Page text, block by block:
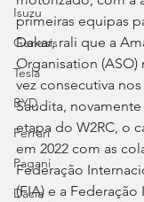
Isuzu
Genesis
Tesla
BYD
Ferrari
Pagani
Dacia
primeiras equipas
Dakar, rali que a
Organisation (ASO)
vez consecutiva
Saudita,
etapa do W2RC, o
em 2022 com as
Federação
(FIA) e a